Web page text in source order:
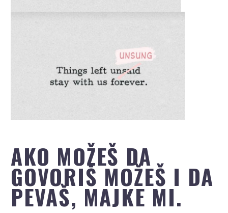
AKO MOŽEŠ DA
GOVORIŠ MOŽEŠ I DA
PEVAŠ, MAJKE MI.